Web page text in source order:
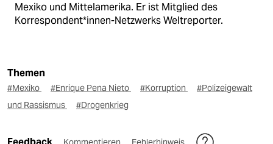
Mexiko und Mittelamerika. Er ist Mitglied des
Korrespondent*innen-Netzwerks Weltreporter.
Themen
#Mexiko #Enrique Pena Nieto #Korruption
#Polizeigewalt
und Rassismus
#Drogenkrieg
Feedback